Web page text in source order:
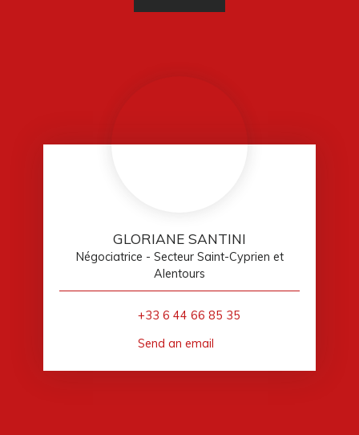
GLORIANE SANTINI
Négociatrice - Secteur Saint-Cyprien et
Alentours
+33 6 44 66 85 35
Send an email